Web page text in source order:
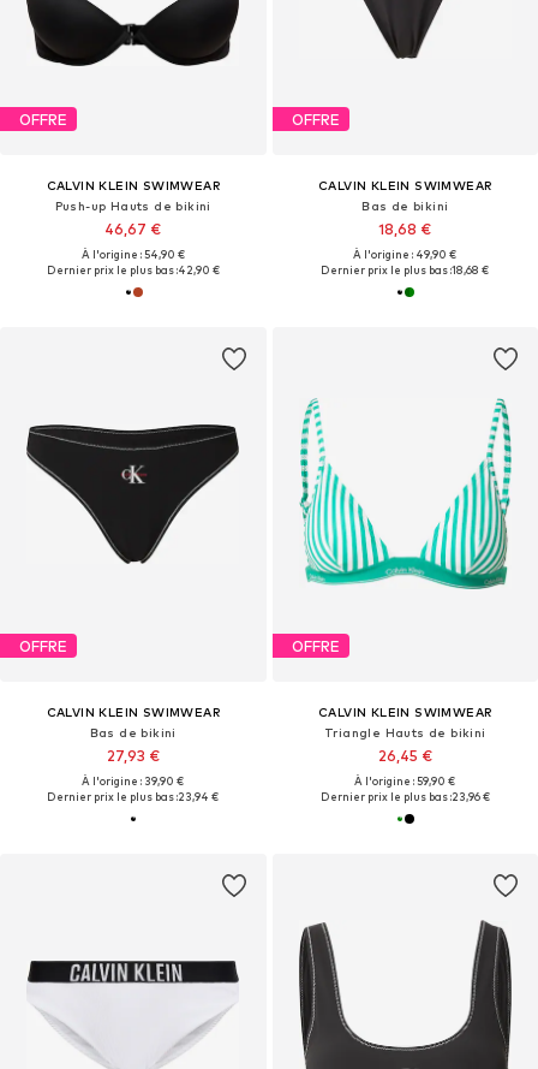
OFFRE
CALVIN KLEIN SWIMWEAR
Push-up Hauts de bikini
46,67 €
À l'origine : 54,90 €
Dernier prix le plus bas :42,90 €
OFFRE
CALVIN KLEIN SWIMWEAR
Bas de bikini
18,68 €
À l'origine : 49,90 €
Dernier prix le plus bas :18,68 €
OFFRE
CALVIN KLEIN SWIMWEAR
Bas de bikini
27,93 €
À l'origine : 39,90 €
Dernier prix le plus bas :23,94 €
OFFRE
CALVIN KLEIN SWIMWEAR
Triangle Hauts de bikini
26,45 €
À l'origine : 59,90 €
Dernier prix le plus bas :23,96 €